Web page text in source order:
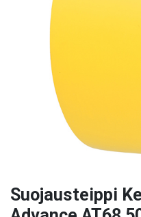
Suojausteippi